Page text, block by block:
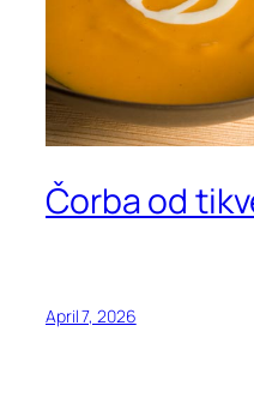
Čorba od
April 7, 2026